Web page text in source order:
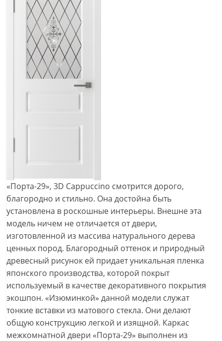
«Порта-29», 3D Cappuccino смотрится дорого,
благородно и стильно. Она достойна быть
установлена в роскошные интерьеры. Внешне эта
модель ничем не отличается от двери,
изготовленной из массива натурального дерева
ценных пород. Благородный оттенок и природный
древесный рисунок ей придает уникальная пленка
японского производства, которой покрыт
используемый в качестве декоративного покрытия
экошпон. «Изюминкой» данной модели служат
тонкие вставки из матового стекла. Они делают
общую конструкцию легкой и изящной. Каркас
межкомнатной двери «Порта-29» выполнен из